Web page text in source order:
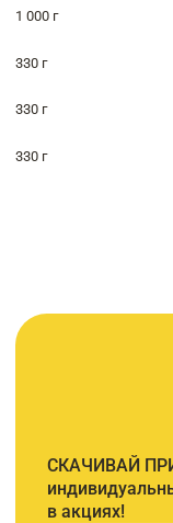
1 000 г
330 г
330 г
330 г
СКАЧИВАЙ
в акциях!